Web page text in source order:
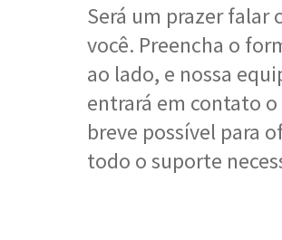
Será um prazer falar
você. Preencha o
ao lado, e nossa
entrará em contato o
breve possível para
todo o suporte